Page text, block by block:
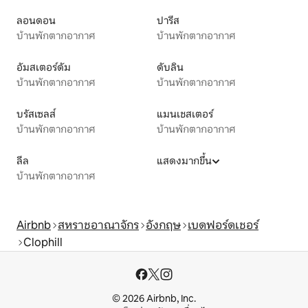
ลอนดอน
บ้านพักตากอากาศ
ปารีส
บ้านพักตากอากาศ
อัมสเตอร์ดัม
บ้านพักตากอากาศ
ดับลิน
บ้านพักตากอากาศ
บรัสเซลส์
บ้านพักตากอากาศ
แมนเชสเตอร์
บ้านพักตากอากาศ
ลีล
บ้านพักตากอากาศ
แสดงมากขึ้น
Airbnb สหราชอาณาจักร อังกฤษ เบดฟอร์ดเชอร์
Clophill
© 2026 Airbnb, Inc.